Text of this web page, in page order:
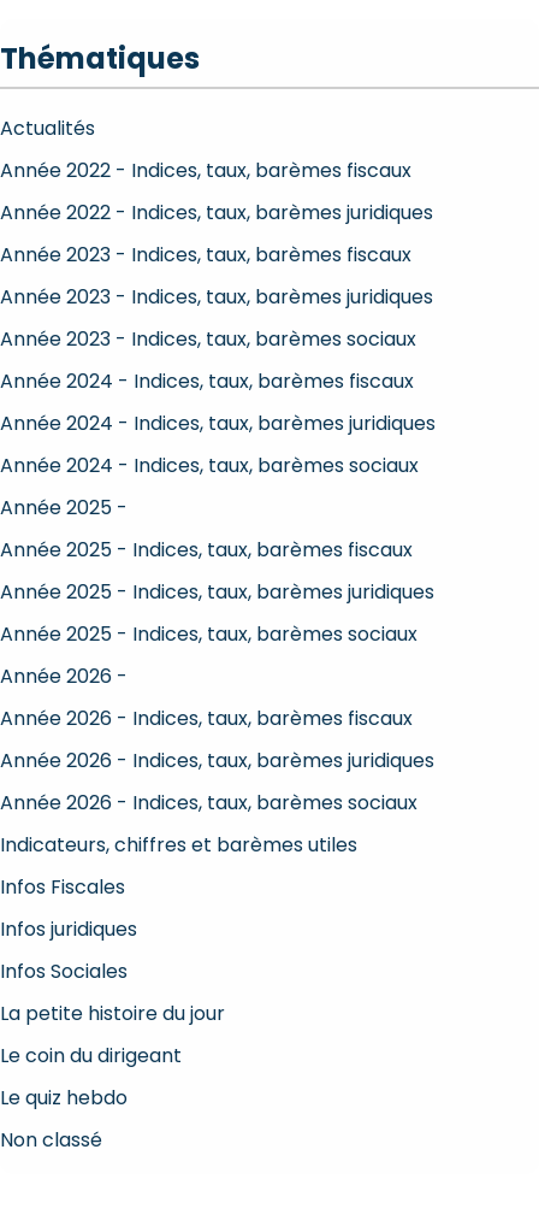
Thématiques
Actualités
Année 2022 - Indices, taux, barèmes fiscaux
Année 2022 - Indices, taux, barèmes juridiques
Année 2023 - Indices, taux, barèmes fiscaux
Année 2023 - Indices, taux, barèmes juridiques
Année 2023 - Indices, taux, barèmes sociaux
Année 2024 - Indices, taux, barèmes fiscaux
Année 2024 - Indices, taux, barèmes juridiques
Année 2024 - Indices, taux, barèmes sociaux
Année 2025 -
Année 2025 - Indices, taux, barèmes fiscaux
Année 2025 - Indices, taux, barèmes juridiques
Année 2025 - Indices, taux, barèmes sociaux
Année 2026 -
Année 2026 - Indices, taux, barèmes fiscaux
Année 2026 - Indices, taux, barèmes juridiques
Année 2026 - Indices, taux, barèmes sociaux
Indicateurs, chiffres et barèmes utiles
Infos Fiscales
Infos juridiques
Infos Sociales
La petite histoire du jour
Le coin du dirigeant
Le quiz hebdo
Non classé